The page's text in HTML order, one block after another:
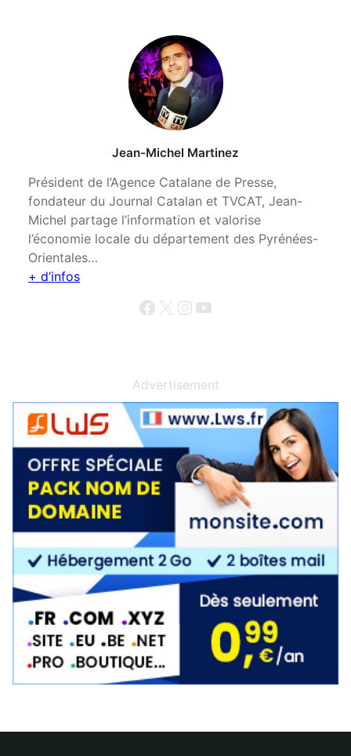
Jean-Michel Martinez
Président de l’Agence Catalane de Presse,
fondateur du Journal Catalan et TVCAT, Jean-
Michel partage l’information et valorise
l’économie locale du département des Pyrénées-
Orientales…
+ d’infos
Facebook X Instagram YouTube
Advertisement